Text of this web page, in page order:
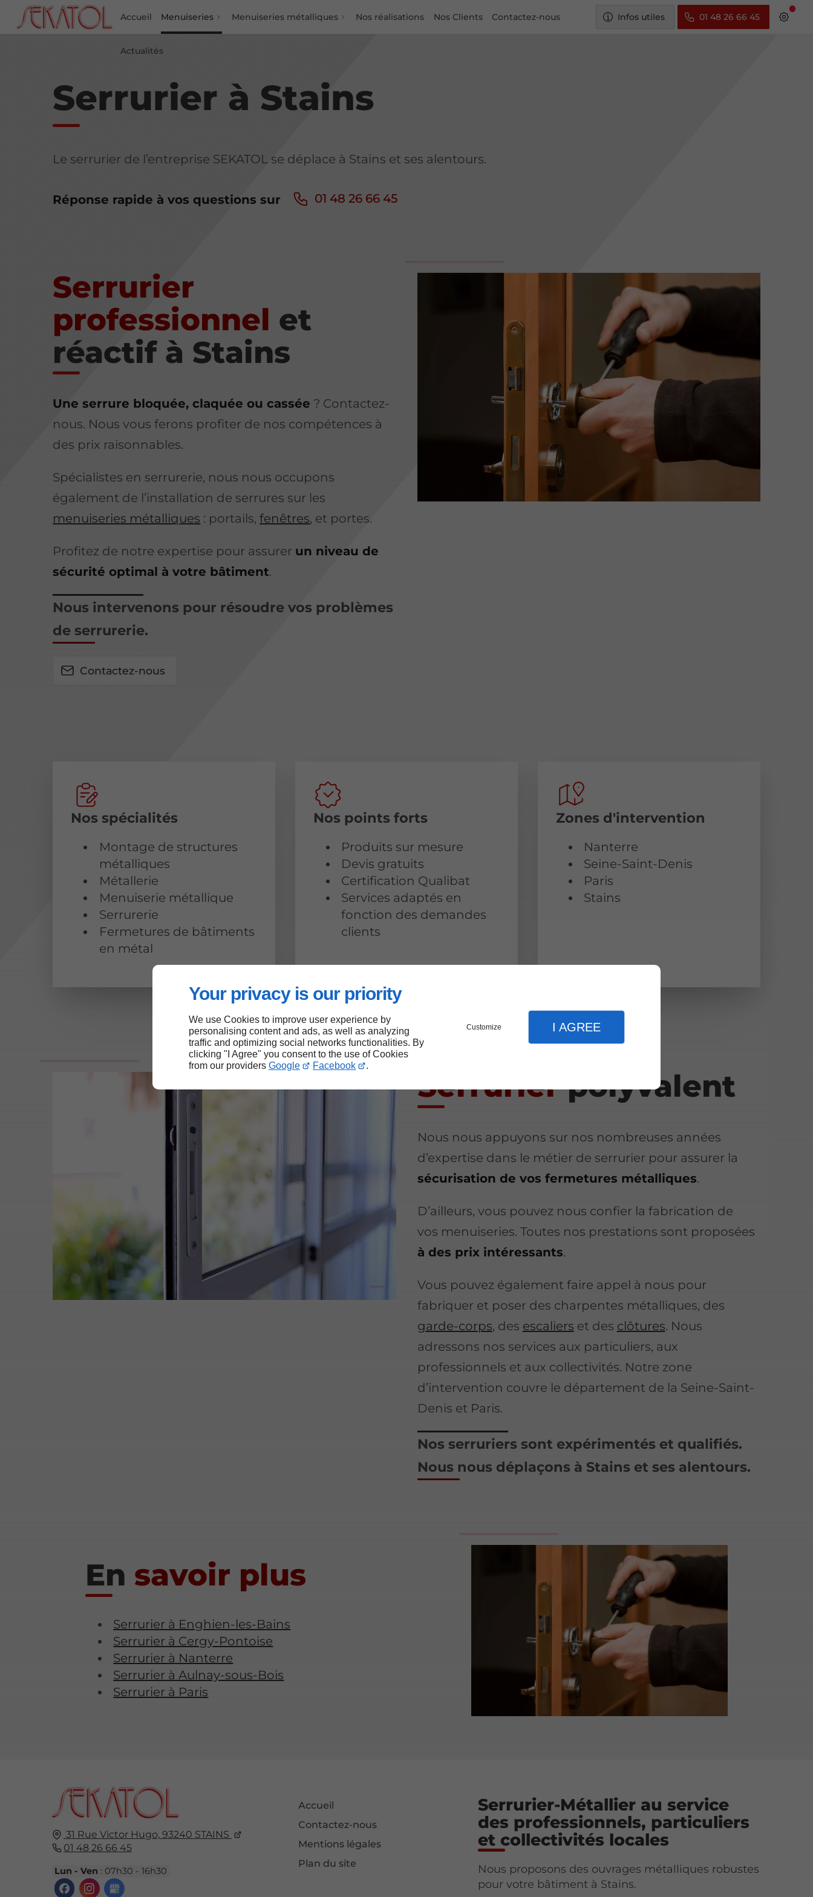
Your privacy is our priority
We use Cookies to improve user experience by
personalising content and ads, as well as analyzing
traffic and optimizing social networks functionalities. By
clicking "I Agree" you consent to the use of Cookies
from our providers Google Facebook .
Customize I AGREE
Accueil Menuiseries Menuiseries métalliques Nos réalisations Nos Clients Contactez-nous
Actualités
Infos utiles 01 48 26 66 45
Serrurier à Stains
Le serrurier de l’entreprise SEKATOL se déplace à Stains et ses alentours.
Réponse rapide à vos questions sur 01 48 26 66 45
Serrurier
professionnel et
réactif à Stains
Une serrure bloquée, claquée ou cassée ? Contactez-
nous. Nous vous ferons profiter de nos compétences à
des prix raisonnables.
Spécialistes en serrurerie, nous nous occupons
également de l’installation de serrures sur les
menuiseries métalliques : portails,fenêtres, et portes.
Profitez de notre expertise pour assurer un niveau de
sécurité optimal à votre bâtiment.
Nous intervenons pour résoudre vos problèmes
de serrurerie.
Contactez-nous
Nos spécialités
Montage de structures
métalliques
Métallerie
Menuiserie métallique
Serrurerie
Fermetures de bâtiments
en métal
Nos points forts
Produits sur mesure
Devis gratuits
Certification Qualibat
Services adaptés en
fonction des demandes
clients
Zones d'intervention
Nanterre
Seine-Saint-Denis
Paris
Stains
Serrurierpolyvalent
Nous nous appuyons sur nos nombreuses années
d’expertise dans le métier de serrurier pour assurer la
sécurisation de vos fermetures métalliques.
D’ailleurs, vous pouvez nous confier la fabrication de
vos menuiseries. Toutes nos prestations sont proposées
à des prix intéressants.
Vous pouvez également faire appel à nous pour
fabriquer et poser des charpentes métalliques, des
garde-corps, des escaliers et des clôtures. Nous
adressons nos services aux particuliers, aux
professionnels et aux collectivités. Notre zone
d’intervention couvre le département de la Seine-Saint-
Denis et Paris.
Nos serruriers sont expérimentés et qualifiés.
Nous nous déplaçons à Stains et ses alentours.
En savoir plus
Serrurier à Enghien-les-Bains
Serrurier à Cergy-Pontoise
Serrurier à Nanterre
Serrurier à Aulnay-sous-Bois
Serrurier à Paris
31 Rue Victor Hugo, 93240 STAINS
01 48 26 66 45
Lun - Ven : 07h30 - 16h30
Accueil
Contactez-nous
Mentions légales
Plan du site
Serrurier-Métallier au service
des professionnels, particuliers
et collectivités locales
Nous proposons des ouvrages métalliques robustes
pour votre bâtiment à Stains.